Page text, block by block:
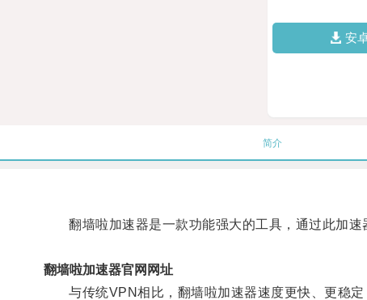
安
简介
翻墙啦加速器是一款功能强大的工具，通过此加速
翻墙啦加速器官网网址
与传统VPN相比，翻墙啦加速器速度更快、更稳定